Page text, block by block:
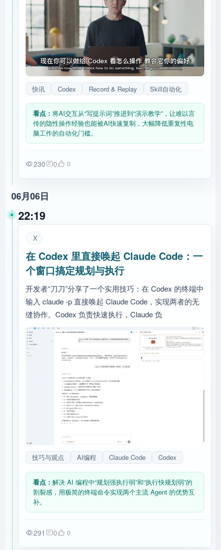
快讯 Codex Record & Replay Skill自动化
看点： 将AI交互从“写提示词”推进到“演示教学”，让难以言
传的隐性操作经验也能被AI快速复制，大幅降低重复性电
脑工作的自动化门槛。
230 0 0
06月06日
22:19
X
在 Codex 里直接唤起 Claude Code：一
个窗口搞定规划与执行
开发者“刀刀”分享了一个实用技巧：在 Codex 的终端中
输入 claude -p 直接唤起 Claude Code，实现两者的无
缝协作。Codex 负责快速执行，Claude 负
技巧与观点 AI编程 Claude Code Codex
看点： 解决 AI 编程中“规划强执行弱”和“执行快规划弱”的
割裂感，用极简的终端命令实现两个主流 Agent 的优势互
补。
291 0 0